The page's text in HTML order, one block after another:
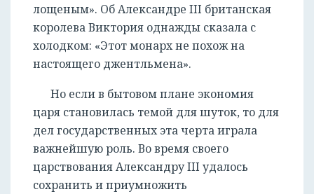
лощеным». Об Александре III британская
королева Виктория однажды сказала с
холодком: «Этот монарх не похож на
настоящего джентльмена».
Но если в бытовом плане экономия
царя становилась темой для шуток, то для
дел государственных эта черта играла
важнейшую роль. Во время своего
царствования Александру III удалось
сохранить и приумножить